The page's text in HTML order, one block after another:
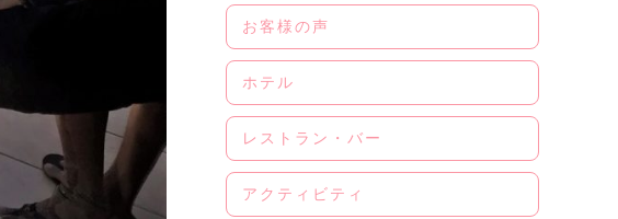
お客様の声
ホテル
レストラン・バー
アクティビティ